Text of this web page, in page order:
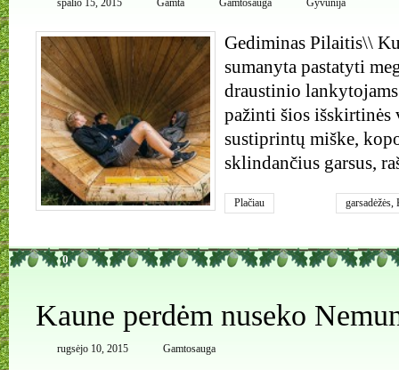
spalio 15, 2015 Gamta Gamtosauga Gyvūnija
Gediminas Pilaitis\\
sumanyta pastatyti
draustinio
pažinti šios išskirtinės
sustiprintų miške,
sklindančius garsus,
Plačiau garsadėžės,
0
Kaune perdėm nuseko
rugsėjo 10, 2015 Gamtosauga